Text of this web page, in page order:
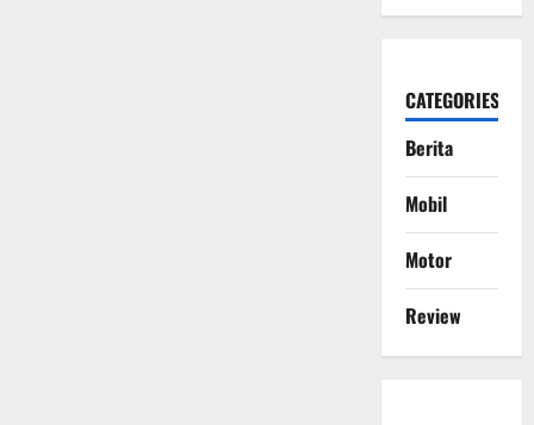
CATEGORIES
Berita
Mobil
Motor
Review